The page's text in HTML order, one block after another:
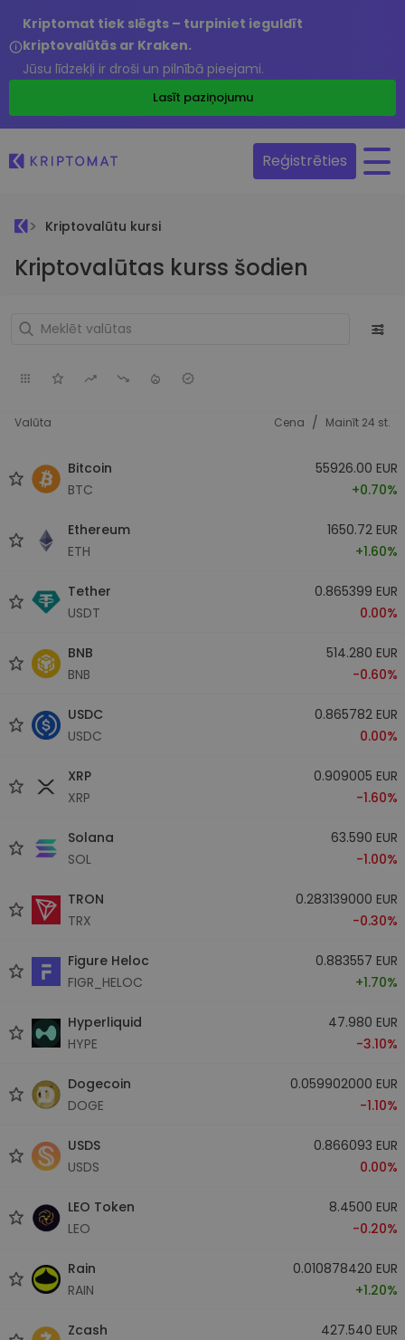
Kriptomat tiek slēgts – turpiniet ieguldīt
kriptovalūtās ar Kraken.
Jūsu līdzekļi ir droši un pilnībā pieejami.
Lasīt paziņojumu
Reģistrēties
Kriptovalūtu kursi
Kriptovalūtas kurss šodien
Valūta Cena / Mainīt 24 st.
Bitcoin
BTC
55926.00 EUR
+0.70%
Ethereum
ETH
1650.72 EUR
+1.60%
Tether
USDT
0.865399 EUR
0.00%
BNB
BNB
514.280 EUR
-0.60%
USDC
USDC
0.865782 EUR
0.00%
XRP
XRP
0.909005 EUR
-1.60%
Solana
SOL
63.590 EUR
-1.00%
TRON
TRX
0.283139000 EUR
-0.30%
Figure Heloc
FIGR_HELOC
0.883557 EUR
+1.70%
Hyperliquid
HYPE
47.980 EUR
-3.10%
Dogecoin
DOGE
0.059902000 EUR
-1.10%
USDS
USDS
0.866093 EUR
0.00%
LEO Token
LEO
8.4500 EUR
-0.20%
Rain
RAIN
0.010878420 EUR
+1.20%
Zcash
427.540 EUR